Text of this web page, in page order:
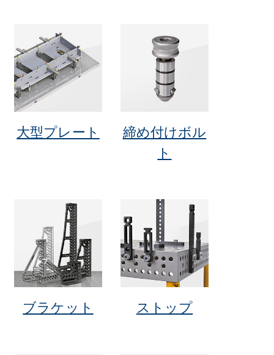
大型プレート
締め付けボル
ト
ブラケット ストップ